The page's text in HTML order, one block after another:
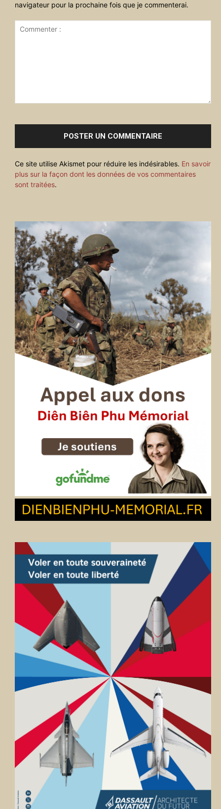
navigateur pour la prochaine fois que je commenterai.
Ce site utilise Akismet pour réduire les indésirables. En savoir
plus sur la façon dont les données de vos commentaires
sont traitées.